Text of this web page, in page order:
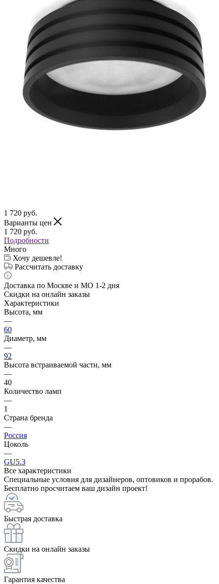
1 720 руб.
Варианты цен
1 720 руб.
Подробности
Много
Хочу дешевле!
Рассчитать доставку
Доставка по Москве и МО 1-2 дня
Скидки на онлайн заказы
Характеристики
Высота, мм
—
60
Диаметр, мм
—
92
Высота встраиваемой части, мм
—
40
Количество ламп
—
1
Страна бренда
—
Россия
Цоколь
—
GU5.3
Все характеристики
Специальные условия для дизайнеров, оптовиков и прорабов.
Бесплатно просчитаем ваш дизайн проект!
Быстрая доставка
Скидки на онлайн заказы
Гарантия качества